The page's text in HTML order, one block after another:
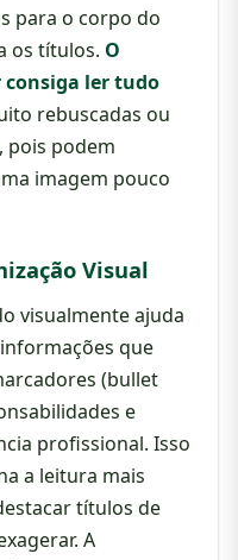
para o corpo do
os títulos. O
ler tudo
rebuscadas ou
pois podem
imagem pouco
Visual
visualmente ajuda
que
(bullet
e
profissional. Isso
a leitura mais
títulos de
A